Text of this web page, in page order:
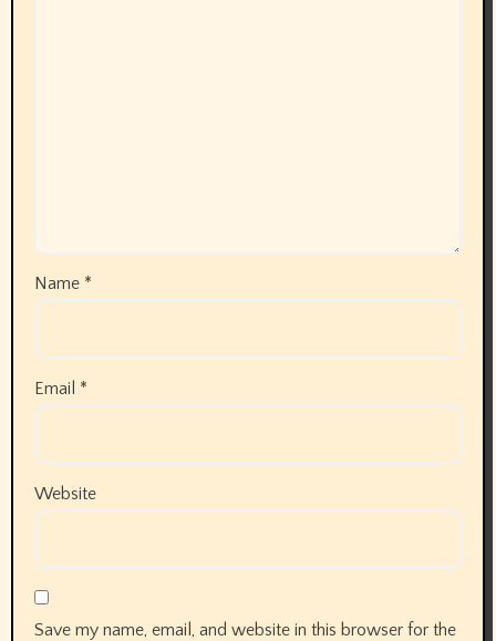
Name *
Email *
Website
Save my name, email, and website in this browser for the